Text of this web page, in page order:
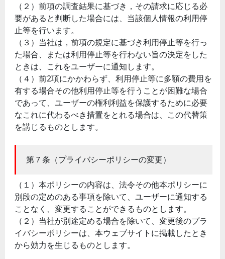
（２）前項の調査結果に基づき，その請求に応じる必
要があると判断した場合には、当該個人情報の利用停
止等を行います。
（３）当社は，前項の規定に基づき利用停止等を行っ
た場合、または利用停止等を行わない旨の決定をした
ときは、これをユーザーに通知します。
（４）前2項にかかわらず、利用停止等に多額の費用を
有する場合その他利用停止等を行うことが困難な場合
であって、ユーザーの権利利益を保護するために必要
なこれに代わるべき措置をとれる場合は、この代替策
を講じるものとします。
第７条（プライバシーポリシーの変更）
（１）本ポリシーの内容は、法令その他本ポリシーに
別段の定めのある事項を除いて、ユーザーに通知する
ことなく、変更することができるものとします。
（２）当社が別途定める場合を除いて、変更後のプラ
イバシーポリシーは、本ウェブサイトに掲載したとき
から効力を生じるものとします。